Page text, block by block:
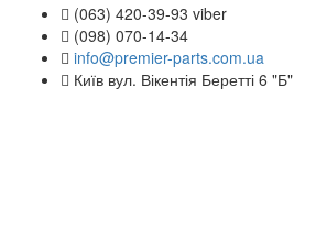
(063) 420-39-93 viber
(098) 070-14-34
info@premier-parts.com.ua
Київ вул. Вікентія Беретті 6 "Б"